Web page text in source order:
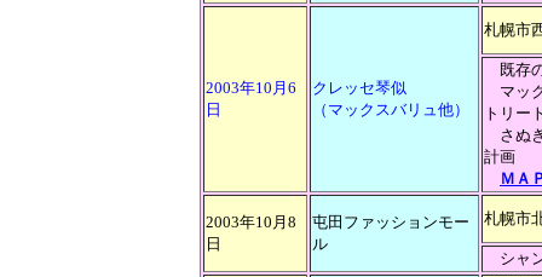
2003年10月6
日
クレッセ琴似
（マックスバリュ他）
札幌市
既存
マッ
トリー
さぬ
計画
ＭＡ
2003年10月8
日
屯田ファッションモー
ル
札幌市
シャ